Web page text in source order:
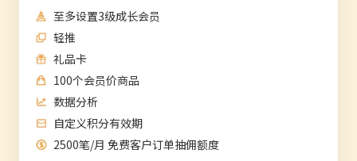
至多设置3级成长会员
轻推
礼品卡
100个会员价商品
数据分析
自定义积分有效期
2500笔/月 免费客户订单抽佣额度